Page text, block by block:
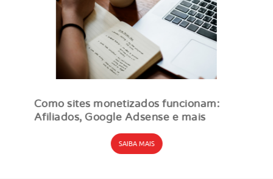
Como sites monetizados funcionam:
Afiliados, Google Adsense e mais
SAIBA MAIS